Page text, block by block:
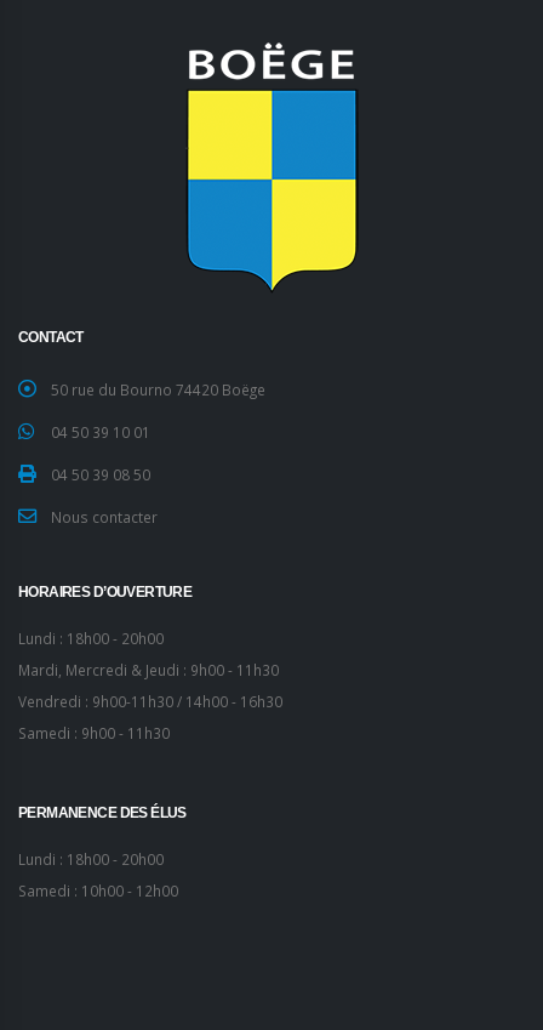
CONTACT
50 rue du Bourno 74420 Boëge
04 50 39 10 01
04 50 39 08 50
Nous contacter
HORAIRES D’OUVERTURE
Lundi : 18h00 - 20h00
Mardi, Mercredi & Jeudi : 9h00 - 11h30
Vendredi : 9h00-11h30 / 14h00 - 16h30
Samedi : 9h00 - 11h30
PERMANENCE DES ÉLUS
Lundi : 18h00 - 20h00
Samedi : 10h00 - 12h00